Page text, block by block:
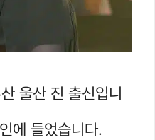
울산 진 출신입니
에 들었습니다.